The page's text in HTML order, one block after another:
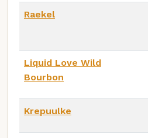
Raekel
Liquid Love Wild
Bourbon
Krepuulke